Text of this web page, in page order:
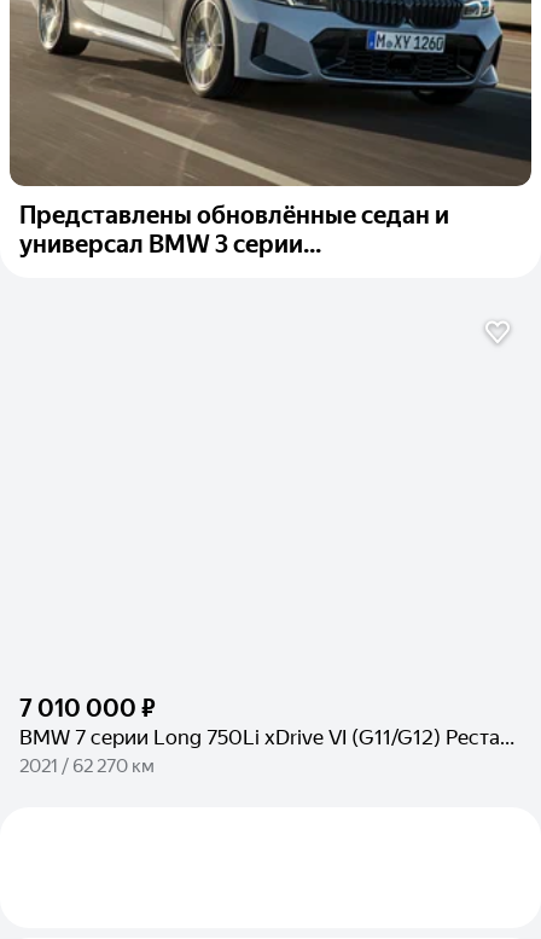
Представлены обновлённые седан и
универсал BMW 3 серии...
7 010 000 ₽
BMW 7 серии Long 750Li xDrive VI (G11/G12) Рестайлинг
2021 / 62 270 км